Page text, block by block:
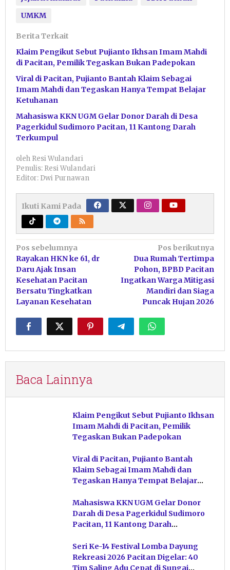
UMKM
Berita Terkait
Klaim Pengikut Sebut Pujianto Ikhsan Imam Mahdi
di Pacitan, Pemilik Tegaskan Bukan Padepokan
Viral di Pacitan, Pujianto Bantah Klaim Sebagai
Imam Mahdi dan Tegaskan Hanya Tempat Belajar
Ketuhanan
Mahasiswa KKN UGM Gelar Donor Darah di Desa
Pagerkidul Sudimoro Pacitan, 11 Kantong Darah
Terkumpul
oleh Resi Wulandari
Penulis: Resi Wulandari
Editor: Dwi Purnawan
Ikuti Kami Pada
Navigasi
pos
Pos sebelumnya
Rayakan HKN ke 61, dr
Daru Ajak Insan
Kesehatan Pacitan
Bersatu Tingkatkan
Layanan Kesehatan
Pos berikutnya
Dua Rumah Tertimpa
Pohon, BPBD Pacitan
Ingatkan Warga Mitigasi
Mandiri dan Siaga
Puncak Hujan 2026
Baca Lainnya
Klaim Pengikut Sebut Pujianto Ikhsan
Imam Mahdi di Pacitan, Pemilik
Tegaskan Bukan Padepokan
Viral di Pacitan, Pujianto Bantah
Klaim Sebagai Imam Mahdi dan
Tegaskan Hanya Tempat Belajar
Mahasiswa KKN UGM Gelar Donor
Darah di Desa Pagerkidul Sudimoro
Pacitan, 11 Kantong Darah
Seri Ke-14 Festival Lomba Dayung
Rekreasi 2026 Pacitan Digelar: 40
Tim Saling Adu Cepat di Sungai